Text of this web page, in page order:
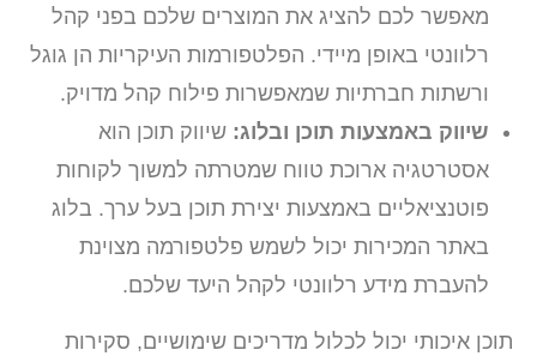
מאפשר לכם להציג את המוצרים שלכם בפני קהל
רלוונטי באופן מיידי. הפלטפורמות העיקריות הן גוגל
ורשתות חברתיות שמאפשרות פילוח קהל מדויק.
שיווק באמצעות תוכן ובלוג: שיווק תוכן הוא
אסטרטגיה ארוכת טווח שמטרתה למשוך לקוחות
פוטנציאליים באמצעות יצירת תוכן בעל ערך. בלוג
באתר המכירות יכול לשמש פלטפורמה מצוינת
להעברת מידע רלוונטי לקהל היעד שלכם.
תוכן איכותי יכול לכלול מדריכים שימושיים, סקירות